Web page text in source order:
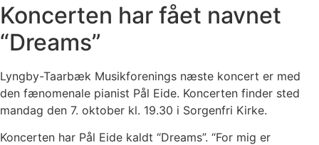
Koncerten har fået navnet
“Dreams”
Lyngby-Taarbæk Musikforenings næste koncert er med
den fænomenale pianist Pål Eide. Koncerten finder sted
mandag den 7. oktober kl. 19.30 i Sorgenfri Kirke.
Koncerten har Pål Eide kaldt “Dreams”. “For mig er